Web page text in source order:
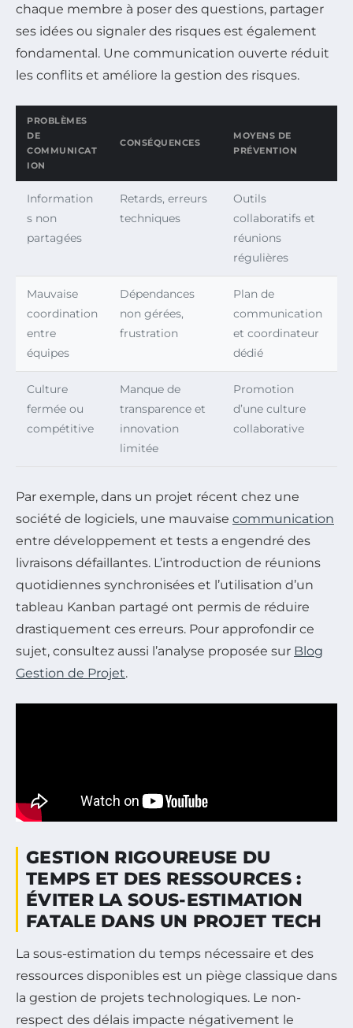
chaque membre à poser des questions, partager
ses idées ou signaler des risques est également
fondamental. Une communication ouverte réduit
les conflits et améliore la gestion des risques.
PROBLÈMES
DE
COMMUNICAT
ION
CONSÉQUENCES
MOYENS DE
PRÉVENTION
Information
s non
partagées
Retards, erreurs
techniques
Outils
collaboratifs et
réunions
régulières
Mauvaise
coordination
entre
équipes
Dépendances
non gérées,
frustration
Plan de
communication
et coordinateur
dédié
Culture
fermée ou
compétitive
Manque de
transparence et
innovation
limitée
Promotion
d’une culture
collaborative
Par exemple, dans un projet récent chez une
société de logiciels, une mauvaise communication
entre développement et tests a engendré des
livraisons défaillantes. L’introduction de réunions
quotidiennes synchronisées et l’utilisation d’un
tableau Kanban partagé ont permis de réduire
drastiquement ces erreurs. Pour approfondir ce
sujet, consultez aussi l’analyse proposée sur Blog
Gestion de Projet.
GESTION RIGOUREUSE DU
TEMPS ET DES RESSOURCES :
ÉVITER LA SOUS-ESTIMATION
FATALE DANS UN PROJET TECH
La sous-estimation du temps nécessaire et des
ressources disponibles est un piège classique dans
la gestion de projets technologiques. Le non-
respect des délais impacte négativement le